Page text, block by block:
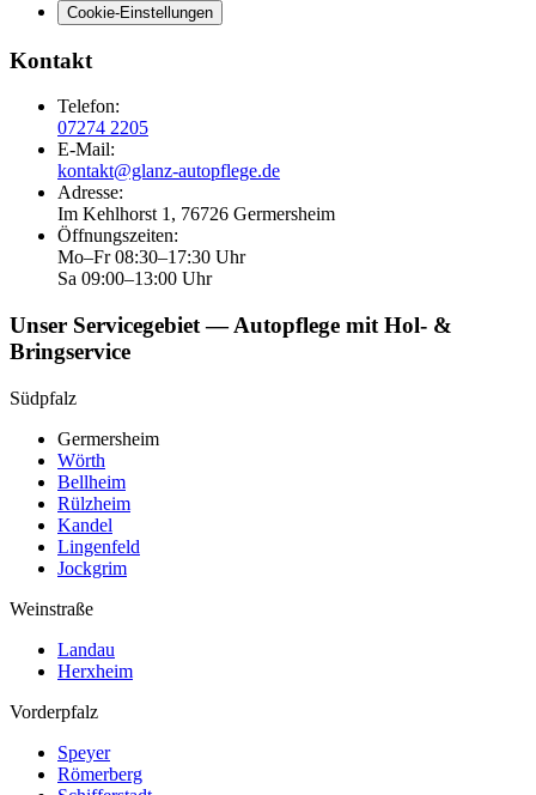
Cookie-Einstellungen
Kontakt
Telefon:
07274 2205
E-Mail:
kontakt@glanz-autopflege.de
Adresse:
Im Kehlhorst 1, 76726 Germersheim
Öffnungszeiten:
Mo–Fr 08:30–17:30 Uhr
Sa 09:00–13:00 Uhr
Unser Servicegebiet — Autopflege mit Hol- &
Bringservice
Südpfalz
Germersheim
Wörth
Bellheim
Rülzheim
Kandel
Lingenfeld
Jockgrim
Weinstraße
Landau
Herxheim
Vorderpfalz
Speyer
Römerberg